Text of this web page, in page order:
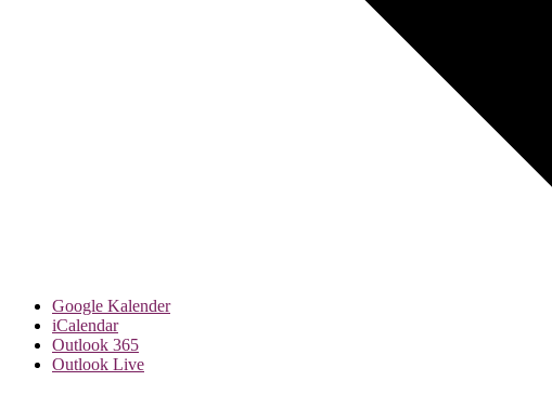
Google Kalender
iCalendar
Outlook 365
Outlook Live